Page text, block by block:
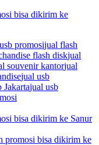
bisa dikirim ke
promosijual flash
flash diskjual
souvenir kantorjual
jual usb
Jakartajual usb
bisa dikirim ke Sanur
promosi bisa dikirim ke